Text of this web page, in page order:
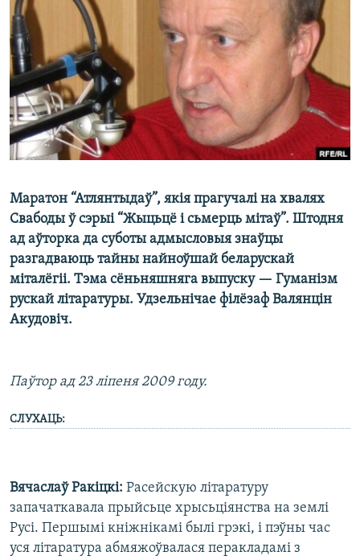
КУЛЬТУРА
КАЛЯНДАР
МОВА
НА ХВАЛЯХ СВАБОДЫ
Маратон “Атлянтыдаў”, якія прагучалі на хвалях
Свабоды ў сэрыі “Жыцьцё і сьмерць мітаў”. Штодня
ад аўторка да суботы адмысловыя знаўцы
разгадваюць тайны найноўшай беларускай
міталёгіі. Тэма сёньняшняга выпуску — Гуманізм
рускай літаратуры. Удзельнічае філёзаф Валянцін
Акудовіч.
Паўтор ад 23 ліпеня 2009 году.
СЛУХАЦЬ:
Вячаслаў Ракіцкі: Расейскую літаратуру
запачаткавала прыйсьце хрысьціянства на землі
Русі. Першымі кніжнікамі былі грэкі, і пэўны час
уся літаратура абмяжоўвалася перакладамі з